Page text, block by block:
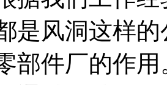
是风洞这样
部件厂的作